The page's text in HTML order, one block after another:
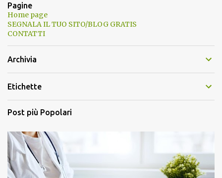
Pagine
Home page
SEGNALA IL TUO SITO/BLOG GRATIS
CONTATTI
Archivia
Etichette
Post più Popolari